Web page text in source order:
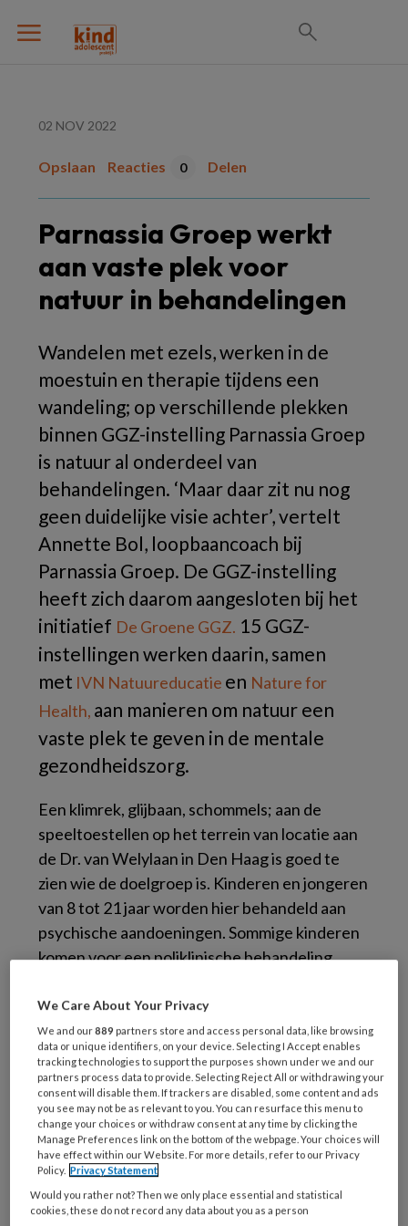
02 NOV 2022
Opslaan Reacties 0 Delen
Parnassia Groep werkt
aan vaste plek voor
natuur in behandelingen
Wandelen met ezels, werken in de
moestuin en therapie tijdens een
wandeling; op verschillende plekken
binnen GGZ-instelling Parnassia Groep
is natuur al onderdeel van
behandelingen. ‘Maar daar zit nu nog
geen duidelijke visie achter’, vertelt
Annette Bol, loopbaancoach bij
Parnassia Groep. De GGZ-instelling
heeft zich daarom aangesloten bij het
initiatief De Groene GGZ. 15 GGZ-
instellingen werken daarin, samen
met IVN Natuureducatie en Nature for
Health, aan manieren om natuur een
vaste plek te geven in de mentale
gezondheidszorg.
Een klimrek, glijbaan, schommels; aan de
speeltoestellen op het terrein van locatie aan
de Dr. van Welylaan in Den Haag is goed te
zien wie de doelgroep is. Kinderen en jongeren
van 8 tot 21 jaar worden hier behandeld aan
psychische aandoeningen. Sommige kinderen
komen voor een poliklinische behandeling,
maanden. De locatie grenst aan de Haagse
duinen. ‘Een prachtige plek. En dat biedt
enorm veel kansen om natuur heel bewust in
te zetten bij de behandeling van cliënten’,
vertelt Annette Bol. ‘We willen hier samen iets
in beweging zetten en hopen zo ook andere
locaties te enthousiasmeren.’
Initiatieven zichtbaar
We Care About Your Privacy
We and our889 partners store and access personal data, like browsing
data or unique identifiers, on your device. Selecting I Accept enables
tracking technologies to support the purposes shown under we and our
partners process data to provide. Selecting Reject All or withdrawing your
consent will disable them. If trackers are disabled, some content and ads
you see may not be as relevant to you. You can resurface this menu to
change your choices or withdraw consent at any time by clicking the
Manage Preferences link on the bottom of the webpage. Your choices will
have effect within our Website. For more details, refer to our Privacy
Policy. Privacy Statement
Would you rather not? Then we only place essential and statistical
cookies, these do not record any data about you as a person